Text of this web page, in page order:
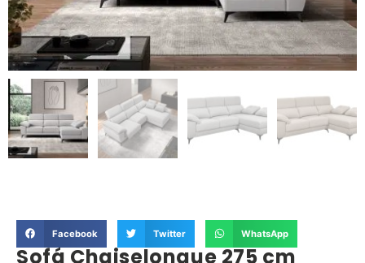
Facebook Twitter WhatsApp
Sofá Chaiselongue 275 cm